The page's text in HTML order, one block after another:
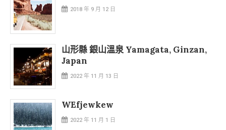
2018 年 9 月 12 日
山形縣 銀山溫泉 Yamagata, Ginzan,
Japan
2022 年 11 月 13 日
WEfjewkew
2022 年 11 月 1 日